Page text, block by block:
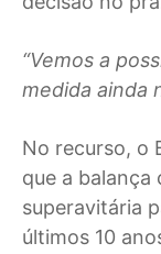
“Vemos a
medida ainda
No recurso, o
que a balança
superavitária
últimos 10